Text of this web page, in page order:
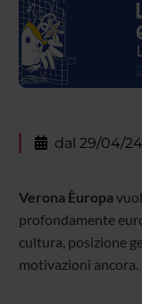
dal 29/04/
Verona Èuropa
profondamente
cultura, posizione
motivazioni ancora.